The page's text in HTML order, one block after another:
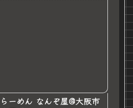
らーめん なんぞ屋@大阪市